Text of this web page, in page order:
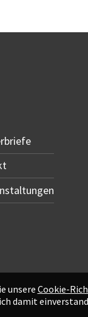
unsere Cookie-
damit